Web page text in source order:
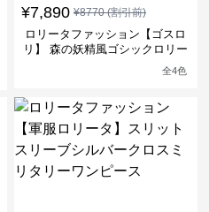
¥7,890 ¥8770(割引前)
ロリータファッション【ゴスロ
リ】 森の妖精風ゴシックロリー
全4色